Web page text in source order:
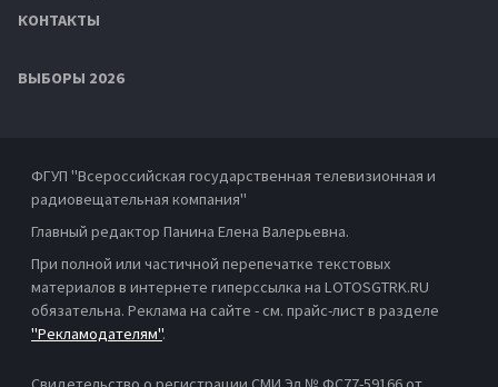
КОНТАКТЫ
ВЫБОРЫ 2026
ФГУП "Всероссийская государственная телевизионная и
радиовещательная компания"
Главный редактор Панина Елена Валерьевна.
При полной или частичной перепечатке текстовых
материалов в интернете гиперссылка на LOTOSGTRK.RU
обязательна. Реклама на сайте - см. прайс-лист в разделе
"Рекламодателям".